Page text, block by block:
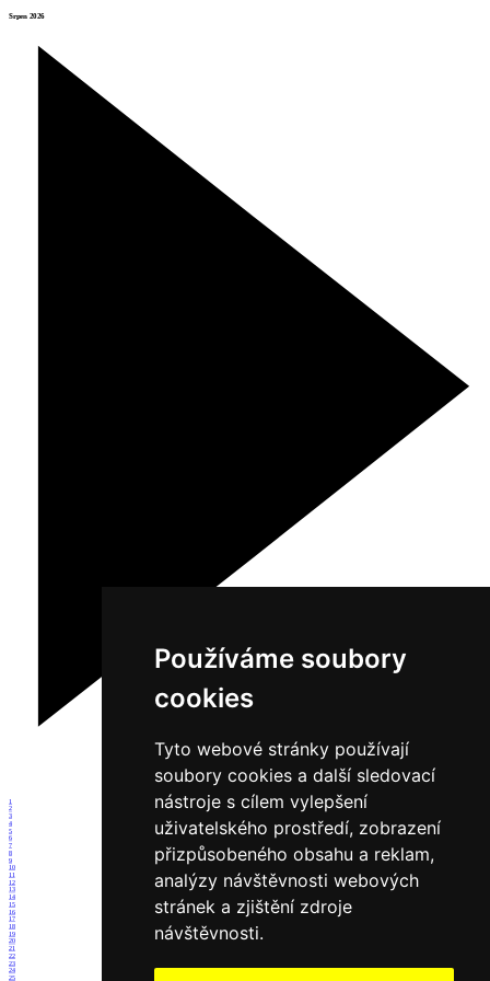
Používáme soubory
cookies
Tyto webové stránky používají
soubory cookies a další sledovací
nástroje s cílem vylepšení
uživatelského prostředí, zobrazení
přizpůsobeného obsahu a reklam,
analýzy návštěvnosti webových
stránek a zjištění zdroje
návštěvnosti.
Srpen 2026
1
2
3
4
5
6
7
8
9
10
11
12
13
14
15
16
17
18
19
20
21
22
23
24
25